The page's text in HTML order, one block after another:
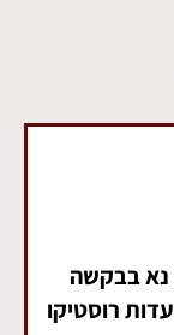
נא בבקשה
רוסטיקו